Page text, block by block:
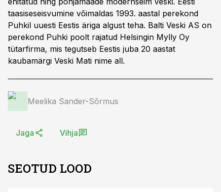
taasiseseisvumine võimaldas 1993. aastal perekond
Puhkil uuesti Eestis äriga algust teha. Balti Veski AS on
perekond Puhki poolt rajatud Helsingin Mylly Oy
tütarfirma, mis tegutseb Eestis juba 20 aastat
kaubamärgi Veski Mati nime all.
Meelika Sander-Sõrmus
Jaga Vihja
SEOTUD LOOD